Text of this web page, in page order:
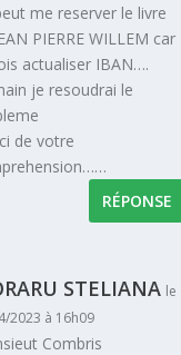
me reserver le livre
PIERRE WILLEM car
actualiser IBAN….
je resoudrai le
de votre
RÉPONSE
STELIANA le
2023 à 16h09
Combris